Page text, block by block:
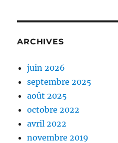
ARCHIVES
juin 2026
septembre 2025
août 2025
octobre 2022
avril 2022
novembre 2019